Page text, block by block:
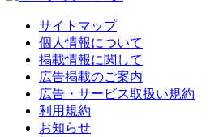
サイトマップ
個人情報について
掲載情報に関して
広告掲載のご案内
広告・サービス取扱い規約
利用規約
お知らせ